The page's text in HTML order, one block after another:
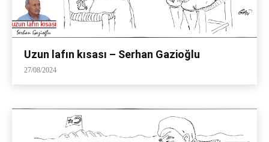
Uzun lafın kısası – Serhan Gazioğlu
27/08/2024